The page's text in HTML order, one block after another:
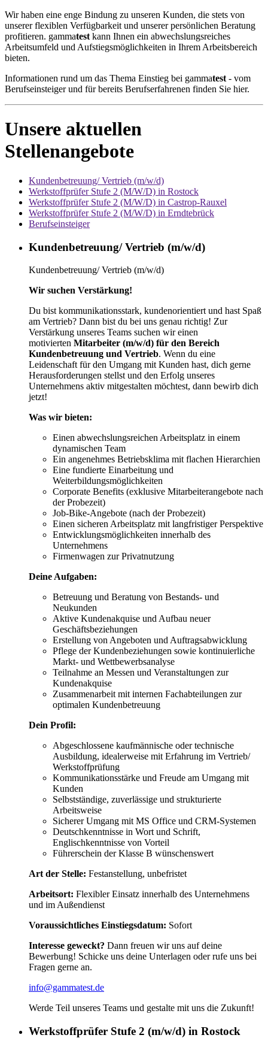
Wir haben eine enge Bindung zu unseren Kunden, die stets von
unserer flexiblen Verfügbarkeit und unserer persönlichen Beratung
profitieren. gammatest kann Ihnen ein abwechslungsreiches
Arbeitsumfeld und Aufstiegsmöglichkeiten in Ihrem Arbeitsbereich
bieten.
Informationen rund um das Thema Einstieg bei gammatest - vom
Berufseinsteiger und für bereits Berufserfahrenen finden Sie hier.
Unsere aktuellen
Stellenangebote
Kundenbetreuung/ Vertrieb (m/w/d)
Werkstoffprüfer Stufe 2 (M/W/D) in Rostock
Werkstoffprüfer Stufe 2 (M/W/D) in Castrop-Rauxel
Werkstoffprüfer Stufe 2 (M/W/D) in Erndtebrück
Berufseinsteiger
Kundenbetreuung/ Vertrieb (m/w/d)
Kundenbetreuung/ Vertrieb (m/w/d)
Wir suchen Verstärkung!
Du bist kommunikationsstark, kundenorientiert und hast Spaß
am Vertrieb? Dann bist du bei uns genau richtig! Zur
Verstärkung unseres Teams suchen wir einen
motivierten Mitarbeiter (m/w/d) für den Bereich
Kundenbetreuung und Vertrieb. Wenn du eine
Leidenschaft für den Umgang mit Kunden hast, dich gerne
Herausforderungen stellst und den Erfolg unseres
Unternehmens aktiv mitgestalten möchtest, dann bewirb dich
jetzt!
Was wir bieten:
Einen abwechslungsreichen Arbeitsplatz in einem
dynamischen Team
Ein angenehmes Betriebsklima mit flachen Hierarchien
Eine fundierte Einarbeitung und
Weiterbildungsmöglichkeiten
Corporate Benefits (exklusive Mitarbeiterangebote nach
der Probezeit)
Job-Bike-Angebote (nach der Probezeit)
Einen sicheren Arbeitsplatz mit langfristiger Perspektive
Entwicklungsmöglichkeiten innerhalb des
Unternehmens
Firmenwagen zur Privatnutzung
Deine Aufgaben:
Betreuung und Beratung von Bestands- und
Neukunden
Aktive Kundenakquise und Aufbau neuer
Geschäftsbeziehungen
Erstellung von Angeboten und Auftragsabwicklung
Pflege der Kundenbeziehungen sowie kontinuierliche
Markt- und Wettbewerbsanalyse
Teilnahme an Messen und Veranstaltungen zur
Kundenakquise
Zusammenarbeit mit internen Fachabteilungen zur
optimalen Kundenbetreuung
Dein Profil:
Abgeschlossene kaufmännische oder technische
Ausbildung, idealerweise mit Erfahrung im Vertrieb/
Werkstoffprüfung
Kommunikationsstärke und Freude am Umgang mit
Kunden
Selbstständige, zuverlässige und strukturierte
Arbeitsweise
Sicherer Umgang mit MS Office und CRM-Systemen
Deutschkenntnisse in Wort und Schrift,
Englischkenntnisse von Vorteil
Führerschein der Klasse B wünschenswert
Art der Stelle: Festanstellung, unbefristet
Arbeitsort: Flexibler Einsatz innerhalb des Unternehmens
und im Außendienst
Voraussichtliches Einstiegsdatum: Sofort
Interesse geweckt? Dann freuen wir uns auf deine
Bewerbung! Schicke uns deine Unterlagen oder rufe uns bei
Fragen gerne an.
info@gammatest.de
Werde Teil unseres Teams und gestalte mit uns die Zukunft!
Werkstoffprüfer Stufe 2 (m/w/d) in Rostock